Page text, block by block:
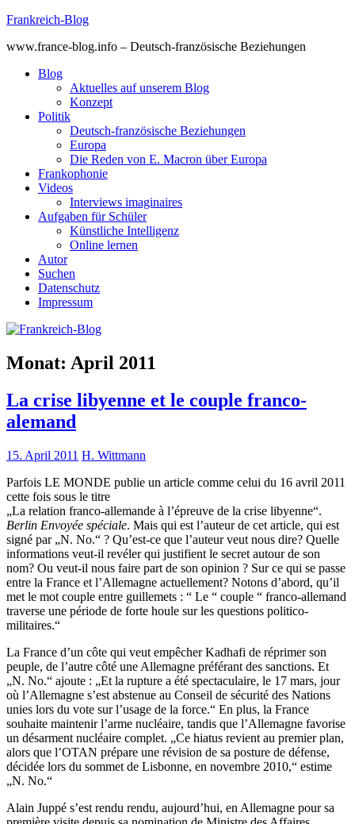
Skip
content
Frankreich-Blog
www.france-blog.info – Deutsch-französische Beziehungen
Blog
Aktuelles auf unserem Blog
Konzept
Politik
Deutsch-französische Beziehungen
Europa
Die Reden von E. Macron über Europa
Frankophonie
Videos
Interviews imaginaires
Aufgaben für Schüler
Künstliche Intelligenz
Online lernen
Autor
Suchen
Datenschutz
Impressum
Monat: April 2011
La crise libyenne et le couple franco-
alemand
15. April 2011 H. Wittmann
Parfois LE MONDE publie un article comme celui du 16 avril 2011
cette fois sous le titre
„La relation franco-allemande à l’épreuve de la crise libyenne“.
Berlin Envoyée spéciale. Mais qui est l’auteur de cet article, qui est
signé par „N. No.“ ? Qu’est-ce que l’auteur veut nous dire? Quelle
informations veut-il revéler qui justifient le secret autour de son
nom? Ou veut-il nous faire part de son opinion ? Sur ce qui se passe
entre la France et l’Allemagne actuellement? Notons d’abord, qu’il
met le mot couple entre guillemets : “ Le “ couple “ franco-allemand
traverse une période de forte houle sur les questions politico-
militaires.“
La France d’un côte qui veut empêcher Kadhafi de réprimer son
peuple, de l’autre côté une Allemagne préférant des sanctions. Et
„N. No.“ ajoute : „Et la rupture a été spectaculaire, le 17 mars, jour
où l’Allemagne s’est abstenue au Conseil de sécurité des Nations
unies lors du vote sur l’usage de la force.“ En plus, la France
souhaite maintenir l’arme nucléaire, tandis que l’Allemagne favorise
un désarment nucléaire complet. „Ce hiatus revient au premier plan,
alors que l’OTAN prépare une révision de sa posture de défense,
décidée lors du sommet de Lisbonne, en novembre 2010,“ estime
„N. No.“
Alain Juppé s’est rendu rendu, aujourd’hui, en Allemagne pour sa